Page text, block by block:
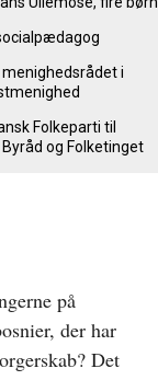
i
Folkeparti til
og Folketinget
på
der har
Det